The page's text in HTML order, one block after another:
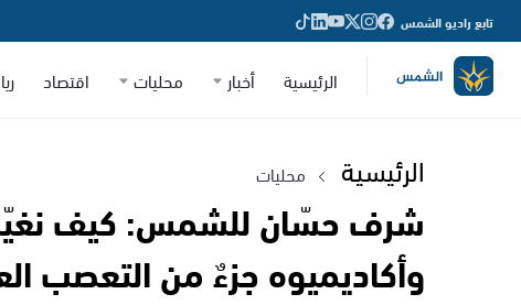
تابع راديو الشمس
الرئيسية أخبار محليات اقتصاد
الرئيسية محليات
شرف حسّان للشمس: كيف
وأكاديميوه جزءٌ من التعصب